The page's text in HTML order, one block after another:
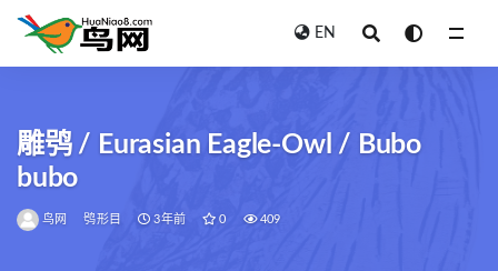
EN
雕鸮 / Eurasian Eagle-Owl / Bubo
bubo
鸟网 鸮形目 3年前 0 409